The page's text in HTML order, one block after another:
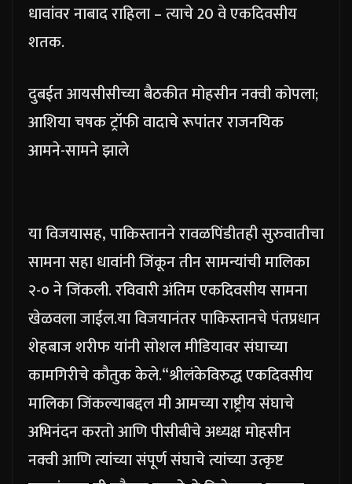
धावांवर नाबाद राहिला – त्याचे 20 वे एकदिवसीय
शतक.
दुबईत आयसीसीच्या बैठकीत मोहसीन नक्वी कोपला;
आशिया चषक ट्रॉफी वादाचे रूपांतर राजनयिक
आमने-सामने झाले
या विजयासह, पाकिस्तानने रावळपिंडीतही सुरुवातीचा
सामना सहा धावांनी जिंकून तीन सामन्यांची मालिका
२-० ने जिंकली. रविवारी अंतिम एकदिवसीय सामना
खेळवला जाईल.या विजयानंतर पाकिस्तानचे पंतप्रधान
शेहबाज शरीफ यांनी सोशल मीडियावर संघाच्या
कामगिरीचे कौतुक केले.“श्रीलंकेविरुद्ध एकदिवसीय
मालिका जिंकल्याबद्दल मी आमच्या राष्ट्रीय संघाचे
अभिनंदन करतो आणि पीसीबीचे अध्यक्ष मोहसीन
नक्वी आणि त्यांच्या संपूर्ण संघाचे त्यांच्या उत्कृष्ट